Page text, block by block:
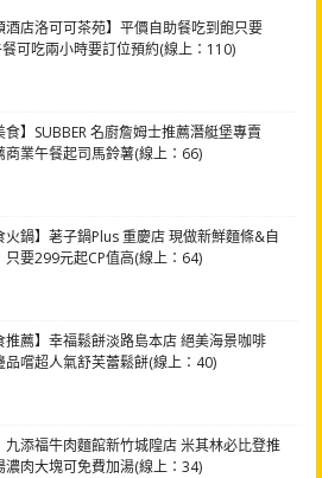
酒店洛可可茶苑】平價自助餐吃到飽只要
可吃兩小時要訂位預約(線上：110)
食】SUBBER 名廚詹姆士推薦潛艇堡專賣
商業午餐起司馬鈴薯(線上：66)
火鍋】荖子鍋Plus 重慶店 現做新鮮麵條&自
只要299元起CP值高(線上：64)
推薦】幸福鬆餅淡路島本店 絕美海景咖啡
品嚐超人氣舒芙蕾鬆餅(線上：40)
九添福牛肉麵館新竹城隍店 米其林必比登推
濃肉大塊可免費加湯(線上：34)